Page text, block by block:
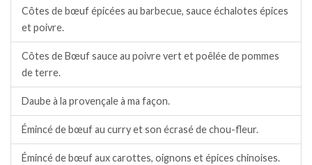
Côtes de bœuf épicées au barbecue, sauce échalotes épices
et poivre.
Côtes de Bœuf sauce au poivre vert et poêlée de pommes
de terre.
Daube à la provençale à ma façon.
Émincé de bœuf au curry et son écrasé de chou-fleur.
Émincé de bœuf aux carottes, oignons et épices chinoises.